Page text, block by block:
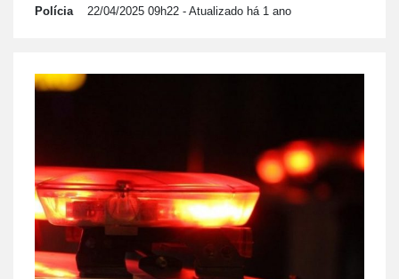
Polícia 22/04/2025 09h22 - Atualizado há 1 ano